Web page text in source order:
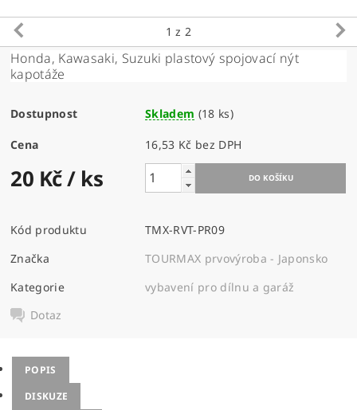
1 z 2
Honda, Kawasaki, Suzuki plastový spojovací nýt
kapotáže
Dostupnost Skladem (18 ks)
Cena 16,53 Kč bez DPH
20 Kč/ ks
Kód produktu
TMX-RVT-PR09
Značka
TOURMAX prvovýroba - Japonsko
Kategorie
vybavení pro dílnu a garáž
Dotaz
POPIS
DISKUZE